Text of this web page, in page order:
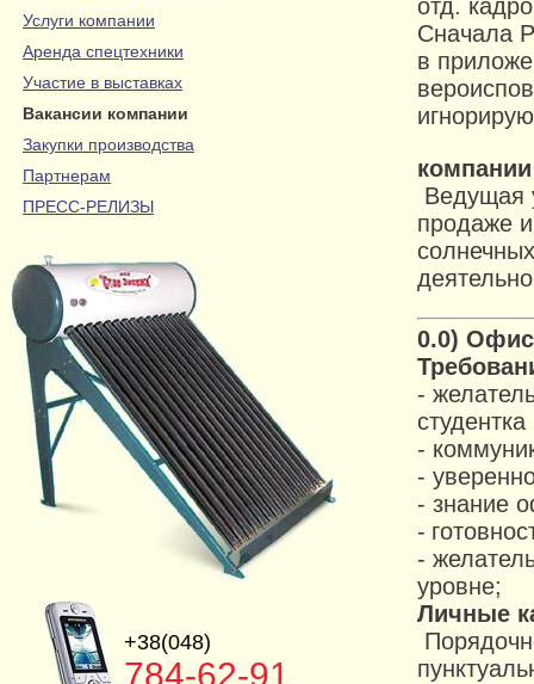
отд.
Сначала
в
Ведущая
продаже
0.0)
-
-
-
- знание
-
-
уровне;
Личные
Услуги компании
Аренда спецтехники
Участие в выставках
Вакансии компании
Закупки производства
Партнерам
ПРЕСС-РЕЛИЗЫ
+38(048)
784-62-91